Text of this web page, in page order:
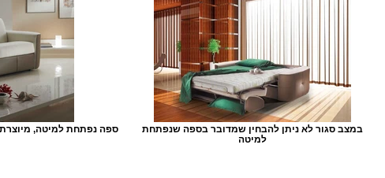
ספה נפתחת למיטה,
במצב סגור לא ניתן להבחין שמדובר בספה שנפתחת
למיטה